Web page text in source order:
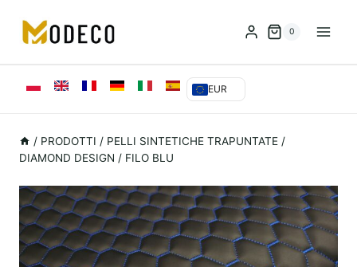
contenuto
0
EUR
/ PRODOTTI / PELLI SINTETICHE TRAPUNTATE /
DIAMOND DESIGN / FILO BLU